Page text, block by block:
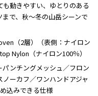
動きやすい、ゆとりのある
で、秋～冬の山岳シーンで
（2層）（表側：ナイロン
Nylon（ナイロン100％）
ンチングメッシュ／フロン
ーカフ／ワンハンドアジャ
込みできる仕様